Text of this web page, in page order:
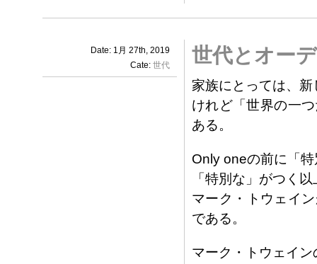
Date: 1月 27th, 2019
Cate: 世代 世代とオー
家族にとっては、
けれど「世界の一
ある。
Only oneの前に「
「特別な」がつく
マーク・トウェイ
である。
マーク・トウェイン